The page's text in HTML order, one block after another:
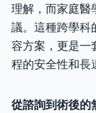
理解，而家庭醫
議。這種跨學科
容方案，更是一
程的安全性和長
從諮詢到術後的